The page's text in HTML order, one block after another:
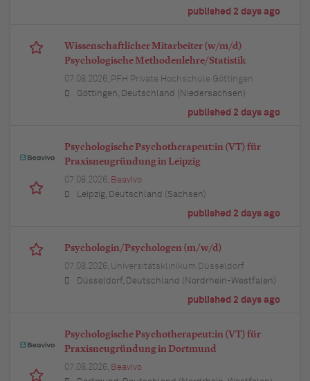
published 2 days ago
Wissenschaftlicher Mitarbeiter (w/m/d)
Psychologische Methodenlehre/Statistik
07.08.2026, PFH Private Hochschule Göttingen
Göttingen, Deutschland (Niedersachsen)
published 2 days ago
Psychologische Psychotherapeut:in (VT) für
Praxisneugründung in Leipzig
07.08.2026, Beavivo
Leipzig, Deutschland (Sachsen)
published 2 days ago
Psychologin/Psychologen (m/w/d)
07.08.2026, Universitätsklinikum Düsseldorf
Düsseldorf, Deutschland (Nordrhein-Westfalen)
published 2 days ago
Psychologische Psychotherapeut:in (VT) für
Praxisneugründung in Dortmund
07.08.2026, Beavivo